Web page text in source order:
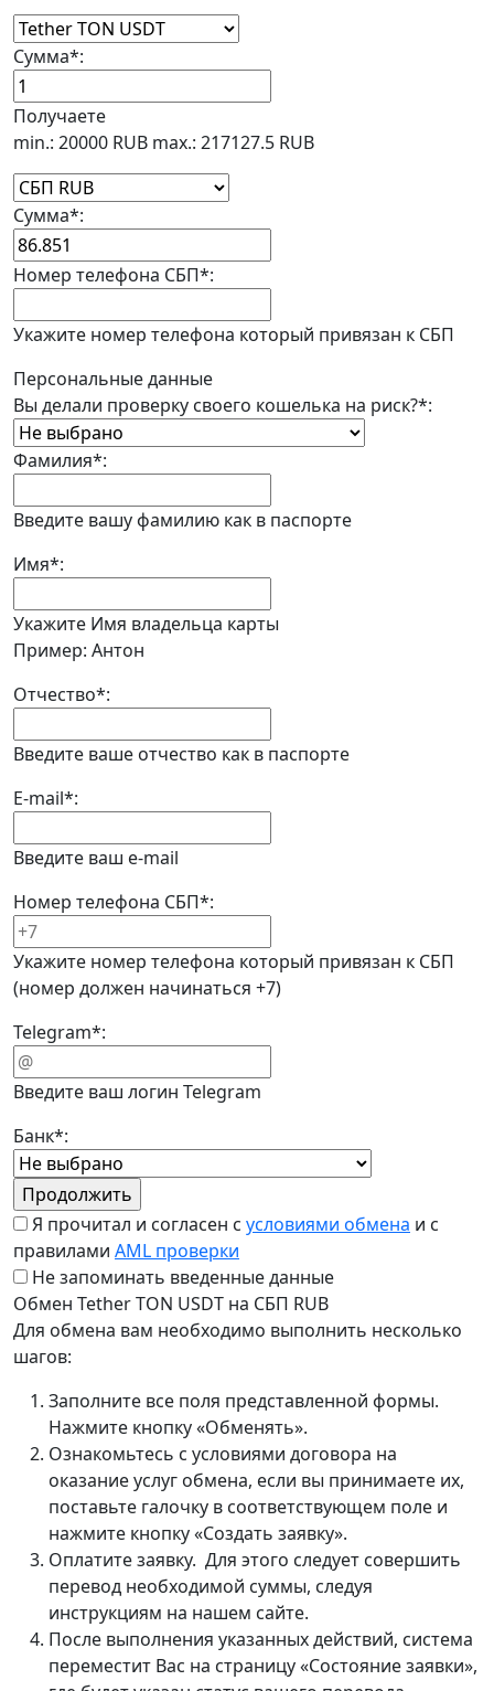
Сумма*:
Получаете
min.: 20000 RUB max.: 217127.5 RUB
Сумма*:
Номер телефона СБП*:
Укажите номер телефона который привязан к СБП
Персональные данные
Вы делали проверку своего кошелька на риск?*:
Фамилия*:
Введите вашу фамилию как в паспорте
Имя*:
Укажите Имя владельца карты
Пример: Антон
Отчество*:
Введите ваше отчество как в паспорте
E-mail*:
Введите ваш e-mail
Номер телефона СБП*:
Укажите номер телефона который привязан к СБП
(номер должен начинаться +7)
Telegram*:
Введите ваш логин Telegram
Банк*:
Я прочитал и согласен с условиями обмена и с
правилами AML проверки
Не запоминать введенные данные
Обмен Tether TON USDT на СБП RUB
Для обмена вам необходимо выполнить несколько
шагов:
Заполните все поля представленной формы.
Нажмите кнопку «Обменять».
Ознакомьтесь с условиями договора на
оказание услуг обмена, если вы принимаете их,
поставьте галочку в соответствующем поле и
нажмите кнопку «Создать заявку».
Оплатите заявку. Для этого следует совершить
перевод необходимой суммы, следуя
инструкциям на нашем сайте.
После выполнения указанных действий, система
переместит Вас на страницу «Состояние заявки»,